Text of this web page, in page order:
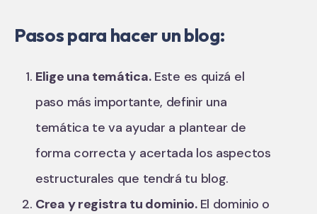
Pasos para hacer un blog:
Elige una temática.Este es quizá el
paso más importante, definir una
temática te va ayudar a plantear de
forma correcta y acertada los aspectos
estructurales que tendrá tu blog.
Crea y registra tu dominio. El dominio o